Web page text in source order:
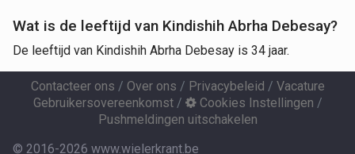
Wat is de leeftijd van Kindishih Abrha Debesay?
De leeftijd van Kindishih Abrha Debesay is 34 jaar.
Contacteer ons / Over ons / Privacybeleid / Vacature
Gebruikersovereenkomst/ Cookies Instellingen /
Pushmeldingen uitschakelen
© 2016-2026 www.wielerkrant.be